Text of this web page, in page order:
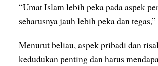
“Umat Islam lebih peka pada aspek
seharusnya jauh lebih peka dan
Menurut beliau, aspek pribadi dan
kedudukan penting dan harus